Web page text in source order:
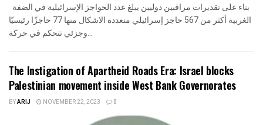
الغربية أكثر من 567 حاجز إسرائيلي متعددة الاشكال منها 77 حاجزًا رئيسيًا
وجزئي تتحكم في حركة...
The Instigation of Apartheid Roads Era: Israel blocks
Palestinian movement inside West Bank Governorates
BYARIJ NOVEMBER 22, 2023 0